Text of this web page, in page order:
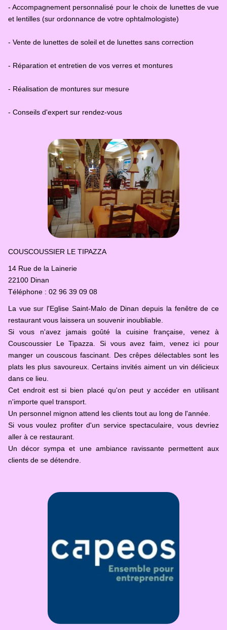
- Accompagnement personnalisé pour le choix de lunettes de vue
et lentilles (sur ordonnance de votre ophtalmologiste)
- Vente de lunettes de soleil et de lunettes sans correction
- Réparation et entretien de vos verres et montures
- Réalisation de montures sur mesure
- Conseils d'expert sur rendez-vous
COUSCOUSSIER LE TIPAZZA
14 Rue de la Lainerie
22100 Dinan
Téléphone : 02 96 39 09 08
La vue sur l'Eglise Saint-Malo de Dinan depuis la fenêtre de ce
restaurant vous laissera un souvenir inoubliable.
Si vous n'avez jamais goûté la cuisine française, venez à
Couscoussier Le Tipazza. Si vous avez faim, venez ici pour
manger un couscous fascinant. Des crêpes délectables sont les
plats les plus savoureux. Certains invités aiment un vin délicieux
dans ce lieu.
Cet endroit est si bien placé qu'on peut y accéder en utilisant
n'importe quel transport.
Un personnel mignon attend les clients tout au long de l'année.
Si vous voulez profiter d'un service spectaculaire, vous devriez
aller à ce restaurant.
Un décor sympa et une ambiance ravissante permettent aux
clients de se détendre.